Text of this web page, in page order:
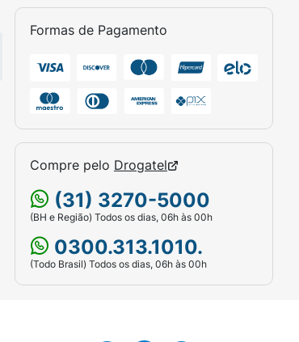
Formas de Pagamento
Compre pelo Drogatel
(31) 3270-5000
(BH e Região) Todos os dias, 06h às 00h
0300.313.1010.
(Todo Brasil) Todos os dias, 06h às 00h